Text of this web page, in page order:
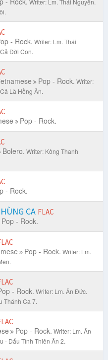
Writer: Lm. Thái Nguyên.
- Rock. Writer: Lm. Thái
Đời Con.
Pop - Rock. Writer:
Là Hồng Ân.
Pop - Rock.
Bolero. Writer: Kông Thanh
- Rock.
CA FLAC
Pop - Rock.
Pop - Rock. Writer: Lm.
- Rock. Writer: Lm. Ân Đức.
Thánh Ca 7.
Pop - Rock. Writer: Lm. Ân
- Dấu Tình Thiên Ân 2.